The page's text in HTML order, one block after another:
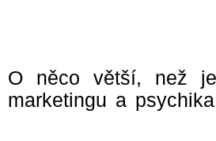
O něco větší, než
marketingu a